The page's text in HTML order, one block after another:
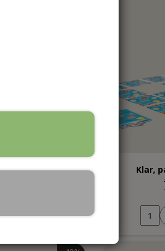
Plakater og ophæng
til kurv
Klar,